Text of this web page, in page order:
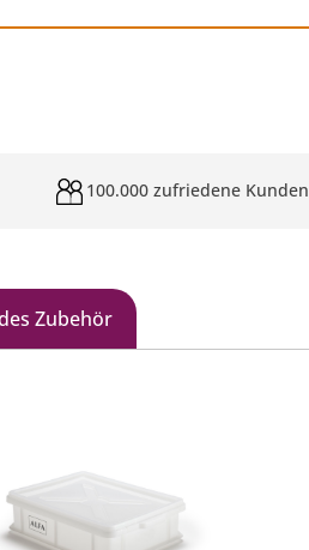
100.000 zufriedene Kunden
Zubehör